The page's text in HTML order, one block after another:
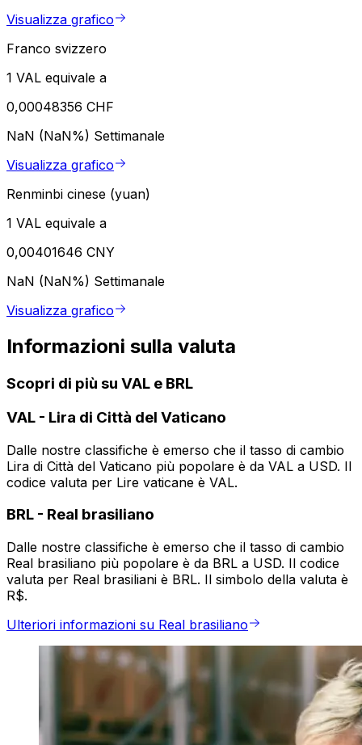
Visualizza grafico
Franco svizzero
1 VAL equivale a
0,00048356 CHF
NaN (NaN%) Settimanale
Visualizza grafico
Renminbi cinese (yuan)
1 VAL equivale a
0,00401646 CNY
NaN (NaN%) Settimanale
Visualizza grafico
Informazioni sulla valuta
Scopri di più su VAL e BRL
VAL - Lira di Città del Vaticano
Dalle nostre classifiche è emerso che il tasso di cambio
Lira di Città del Vaticano più popolare è da VAL a USD. Il
codice valuta per Lire vaticane è VAL.
BRL - Real brasiliano
Dalle nostre classifiche è emerso che il tasso di cambio
Real brasiliano più popolare è da BRL a USD. Il codice
valuta per Real brasiliani è BRL. Il simbolo della valuta è
R$.
Ulteriori informazioni su Real brasiliano